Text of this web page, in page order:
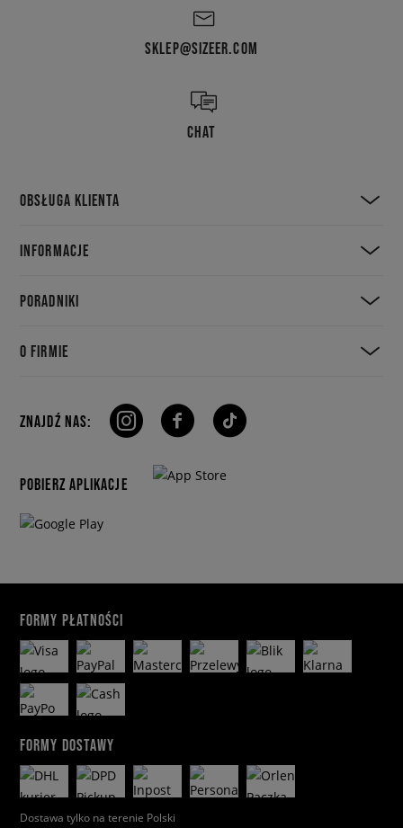
SKLEP@SIZEER.COM
CHAT
OBSŁUGA KLIENTA
INFORMACJE
PORADNIKI
O FIRMIE
ZNAJDŹ NAS:
POBIERZ APLIKACJE
FORMY PŁATNOŚCI
FORMY DOSTAWY
Dostawa tylko na terenie Polski